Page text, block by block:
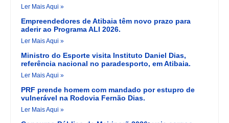
Ler Mais Aqui »
Empreendedores de Atibaia têm novo prazo para
aderir ao Programa ALI 2026.
Ler Mais Aqui »
Ministro do Esporte visita Instituto Daniel Dias,
referência nacional no paradesporto, em Atibaia.
Ler Mais Aqui »
PRF prende homem com mandado por estupro de
vulnerável na Rodovia Fernão Dias.
Ler Mais Aqui »